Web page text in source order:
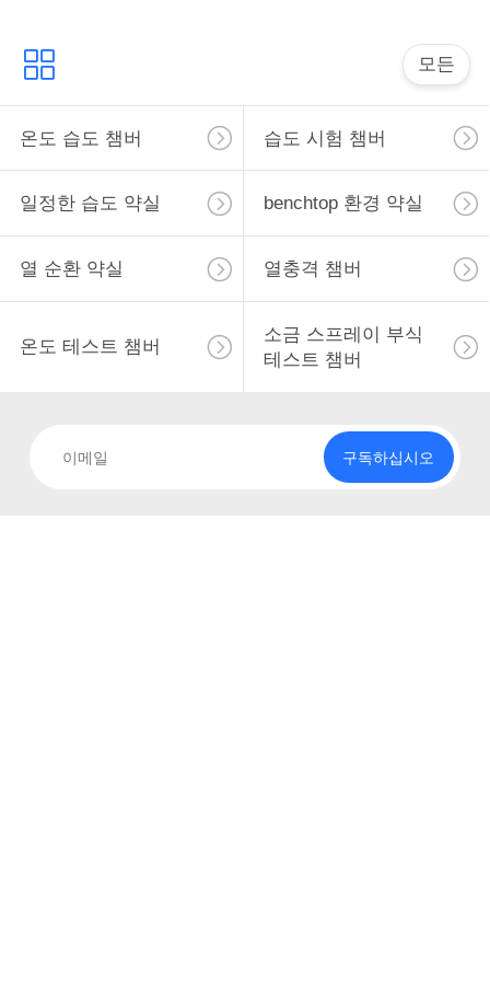
모든
온도 습도 챔버 습도 시험 챔버
일정한 습도 약실 benchtop 환경 약실
열 순환 약실 열충격 챔버
온도 테스트 챔버
소금 스프레이 부식
테스트 챔버
구독하십시오